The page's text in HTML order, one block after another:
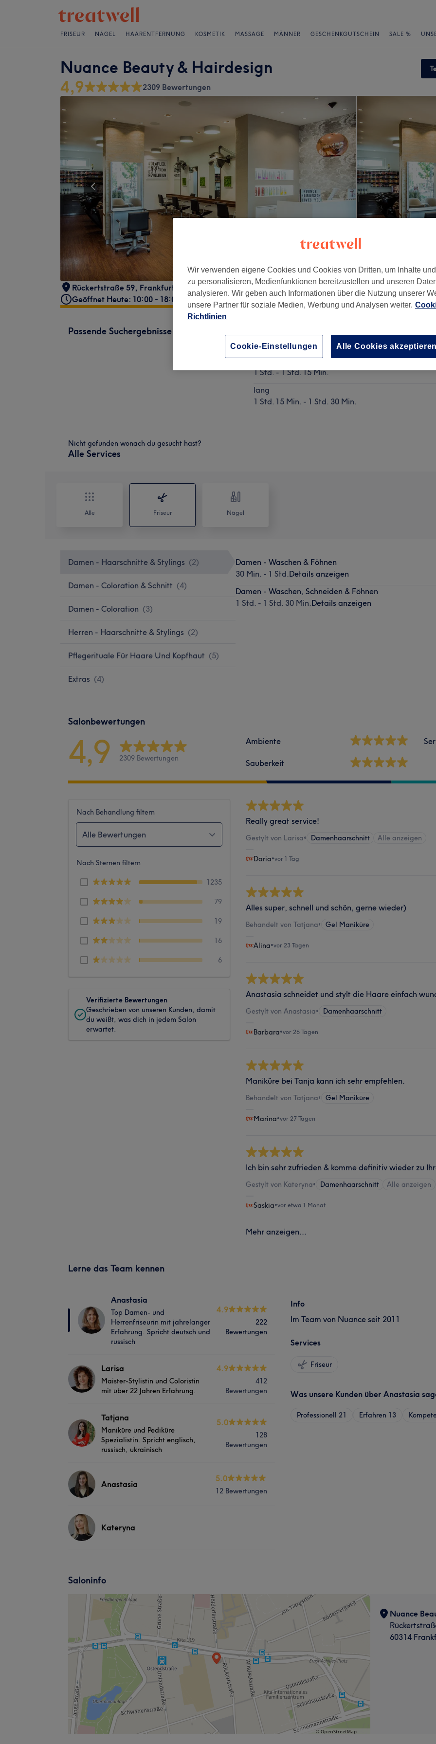
FRISEUR NÄGEL HAARENTFERNUNG KOSMETIK MASSAGE MÄNNER GESCHENKGUTSCHEIN SALE %
Nuance Beauty & Hairdesign
4,9 2309 Bewertungen
Rückertstraße 59, Frankfurt, Ostend, 60314
Geöffnet Heute: 10:00 - 18:00
Passende Suchergebnisse
Details anzeigen
kurz
1 Std. - 1 Std. 15 Min.
lang
1 Std. 15 Min. - 1 Std. 30 Min.
Nicht gefunden wonach du gesucht hast?
Alle Services
Alle Friseur Nägel
Damen - Haarschnitte & Stylings (2)
Damen - Coloration & Schnitt (4)
Damen - Coloration (3)
Herren - Haarschnitte & Stylings (2)
Pflegerituale Für Haare Und Kopfhaut (5)
Extras (4)
Damen - Waschen & Föhnen
30 Min. - 1 Std.Details anzeigen
Damen - Waschen, Schneiden & Föhnen
1 Std. - 1 Std. 30 Min.Details anzeigen
Salonbewertungen
4,9 2309 Bewertungen
Ambiente
Sauberkeit
Nach Behandlung filtern
Alle Bewertungen
Nach Sternen filtern
1235
79
19
16
6
Verifizierte Bewertungen
Geschrieben von unseren Kunden, damit
du weißt, was dich in jedem Salon
erwartet.
Really great service!
Gestylt von Larisa• Damenhaarschnitt Alle anzeigen
Daria•vor 1 Tag
Alles super, schnell und schön, gerne wieder)
Behandelt von Tatjana• Gel Maniküre
Alina•vor 23 Tagen
Anastasia schneidet und stylt die Haare einfach
Gestylt von Anastasia• Damenhaarschnitt
Barbara•vor 26 Tagen
Maniküre bei Tanja kann ich sehr empfehlen.
Behandelt von Tatjana• Gel Maniküre
Marina•vor 27 Tagen
Ich bin sehr zufrieden & komme definitiv wieder zu
Gestylt von Kateryna• Damenhaarschnitt Alle anzeigen
Saskia•vor etwa 1 Monat
Mehr anzeigen...
Lerne das Team kennen
Anastasia
Top Damen- und
Herrenfriseurin mit jahrelanger
Erfahrung. Spricht deutsch und
russisch
4.9
222
Bewertungen
Larisa
Maister-Stylistin und Coloristin
mit über 22 Jahren Erfahrung.
4.9
412
Bewertungen
Tatjana
Maniküre und Pediküre
Spezialistin. Spricht englisch,
russisch, ukrainisch
5.0
128
Bewertungen
Anastasia
5.0
12 Bewertungen
Kateryna
Info
Im Team von Nuance seit 2011
Services
Friseur
Was unsere Kunden über Anastasia
Professionell 21 Erfahren 13
Saloninfo
Nuance
60314
Wir verwenden eigene Cookies und Cookies von Dritten, um Inhalte
zu personalisieren, Medienfunktionen bereitzustellen und unseren
analysieren. Wir geben auch Informationen über die Nutzung unserer
unsere Partner für soziale Medien, Werbung und Analysen weiter.
Richtlinien
Cookie-Einstellungen Alle Cookies akzeptieren